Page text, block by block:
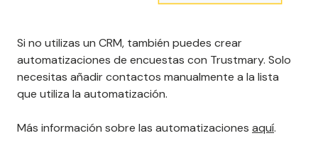
Si no utilizas un CRM, también puedes crear
automatizaciones de encuestas con Trustmary. Solo
necesitas añadir contactos manualmente a la lista
que utiliza la automatización.
Más información sobre las automatizaciones aquí.